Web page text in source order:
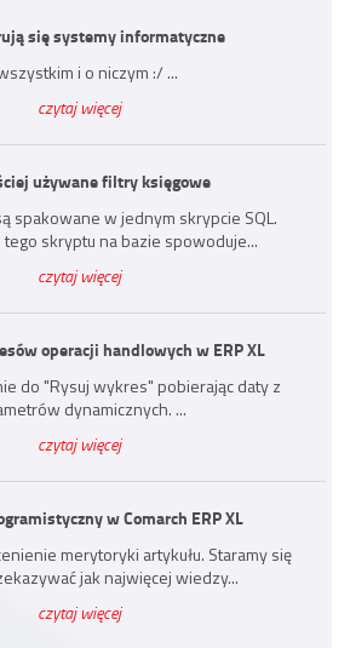
się systemy informatyczne
i o niczym :/ ...
czytaj więcej
używane filtry księgowe
spakowane w jednym skrypcie SQL.
skryptu na bazie spowoduje...
czytaj więcej
operacji handlowych w ERP XL
do "Rysuj wykres" pobierając daty z
dynamicznych. ...
czytaj więcej
w Comarch ERP XL
merytoryki artykułu. Staramy się
jak najwięcej wiedzy...
czytaj więcej